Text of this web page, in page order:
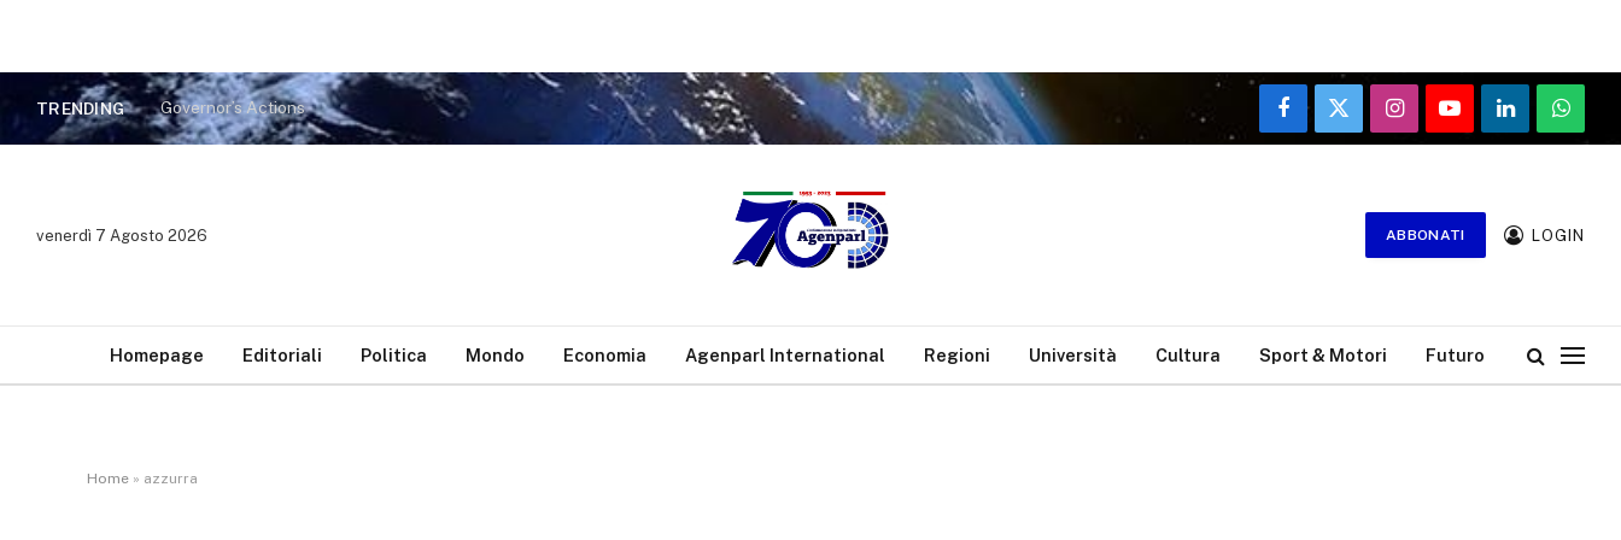
TRENDING Governor’s Actions
Facebook
X
(Twitter)
InstagramYouTubeLinkedIn
venerdì 7 Agosto 2026 ABBONATI LOGIN
Homepage Editoriali Politica Mondo Economia Agenparl International Regioni Università Cultura Sport & Motori Futuro
Home » azzurra